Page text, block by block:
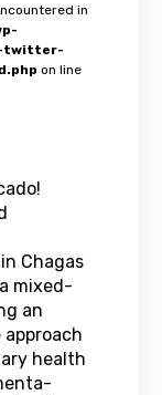
in
twitter-
on line
Chagas
mixed-
an
health